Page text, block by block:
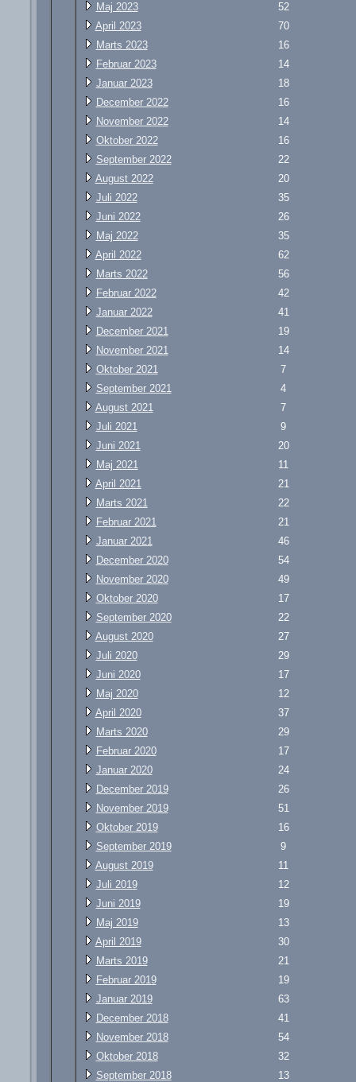
Maj 2023
52
April 2023
70
Marts 2023
16
Februar 2023
14
Januar 2023
18
December 2022
16
November 2022
14
Oktober 2022
16
September 2022
22
August 2022
20
Juli 2022
35
Juni 2022
26
Maj 2022
35
April 2022
62
Marts 2022
56
Februar 2022
42
Januar 2022
41
December 2021
19
November 2021
14
Oktober 2021
7
September 2021
4
August 2021
7
Juli 2021
9
Juni 2021
20
Maj 2021
11
April 2021
21
Marts 2021
22
Februar 2021
21
Januar 2021
46
December 2020
54
November 2020
49
Oktober 2020
17
September 2020
22
August 2020
27
Juli 2020
29
Juni 2020
17
Maj 2020
12
April 2020
37
Marts 2020
29
Februar 2020
17
Januar 2020
24
December 2019
26
November 2019
51
Oktober 2019
16
September 2019
9
August 2019
11
Juli 2019
12
Juni 2019
19
Maj 2019
13
April 2019
30
Marts 2019
21
Februar 2019
19
Januar 2019
63
December 2018
41
November 2018
54
Oktober 2018
32
September 2018
13